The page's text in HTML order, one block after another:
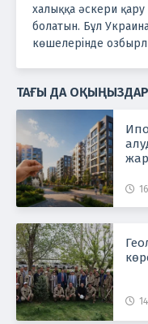
халыққа әскери
болатын. Бұл
көшелерінде
ТАҒЫ ДА ОҚЫҢЫЗДАР